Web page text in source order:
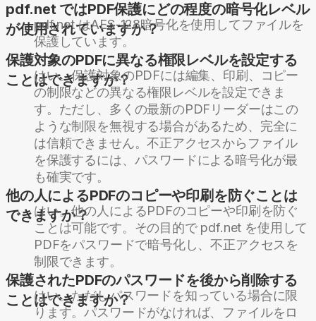
pdf.net ではPDF保護にどの程度の暗号化レベル
が使用されていますか？
pdf.net はAES-128暗号化を使用してファイルを
保護しています。
保護対象のPDFに異なる権限レベルを設定する
ことはできますか？
はい。保護対象のPDFには編集、印刷、コピー
の制限などの異なる権限レベルを設定できま
す。ただし、多くの最新のPDFリーダーはこの
ような制限を無視する場合があるため、完全に
は信頼できません。不正アクセスからファイル
を保護するには、パスワードによる暗号化が最
も確実です。
他の人によるPDFのコピーや印刷を防ぐことは
できますか？
はい。他の人によるPDFのコピーや印刷を防ぐ
ことは可能です。その目的で pdf.net を使用して
PDFをパスワードで暗号化し、不正アクセスを
制限できます。
保護されたPDFのパスワードを後から削除する
ことはできますか？
はい。ただしパスワードを知っている場合に限
ります。パスワードがなければ、ファイルをロ